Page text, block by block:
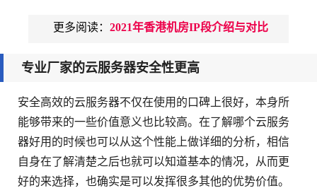
更多阅读： 2021年香港机房IP段介绍与对比
专业厂家的云服务器安全性更高
安全高效的云服务器不仅在使用的口碑上很好，本身所
能够带来的一些价值意义也比较高。在了解哪个云服务
器好用的时候也可以从这个性能上做详细的分析，相信
自身在了解清楚之后也就可以知道基本的情况，从而更
好的来选择，也确实是可以发挥很多其他的优势价值。